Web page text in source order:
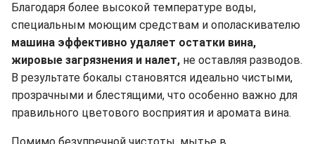
Благодаря более высокой температуре воды,
специальным моющим средствам и ополаскивателю
машина эффективно удаляет остатки вина,
жировые загрязнения и налет, не оставляя разводов.
В результате бокалы становятся идеально чистыми,
прозрачными и блестящими, что особенно важно для
правильного цветового восприятия и аромата вина.